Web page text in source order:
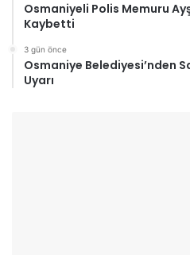
Osmaniyeli Polis Memuru
Kaybetti
3 gün önce
Osmaniye Belediyesi’nden
Uyarı